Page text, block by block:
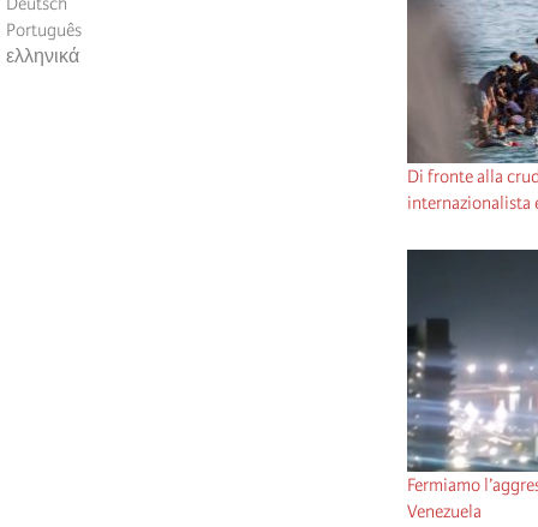
Português
ελληνικά
Di fronte alla
internazionalista
Fermiamo
Venezuela